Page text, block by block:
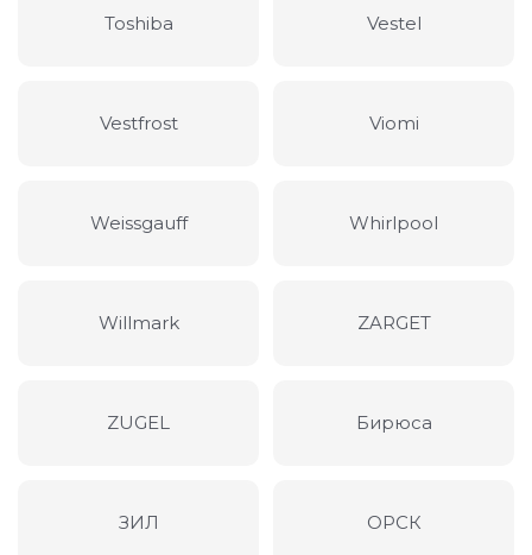
Toshiba Vestel
Vestfrost Viomi
Weissgauff Whirlpool
Willmark ZARGET
ZUGEL Бирюса
ЗИЛ ОРСК